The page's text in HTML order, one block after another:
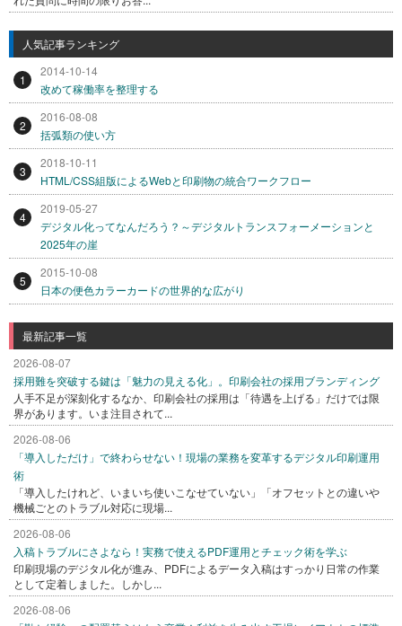
人気記事ランキング
1
2014-10-14
改めて稼働率を整理する
2
2016-08-08
括弧類の使い方
3
2018-10-11
HTML/CSS組版によるWebと印刷物の統合ワークフロー
4
2019-05-27
デジタル化ってなんだろう？～デジタルトランスフォーメーションと
2025年の崖
5
2015-10-08
日本の便色カラーカードの世界的な広がり
最新記事一覧
2026-08-07
採用難を突破する鍵は「魅力の見える化」。印刷会社の採用ブランディング
人手不足が深刻化するなか、印刷会社の採用は「待遇を上げる」だけでは限
界があります。いま注目されて...
2026-08-06
「導入しただけ」で終わらせない！現場の業務を変革するデジタル印刷運用
術
「導入したけれど、いまいち使いこなせていない」「オフセットとの違いや
機械ごとのトラブル対応に現場...
2026-08-06
入稿トラブルにさよなら！実務で使えるPDF運用とチェック術を学ぶ
印刷現場のデジタル化が進み、PDFによるデータ入稿はすっかり日常の作業
として定着しました。しかし...
2026-08-06